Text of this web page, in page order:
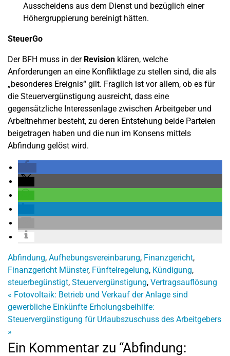
Ausscheidens aus dem Dienst und bezüglich einer
Höhergruppierung bereinigt hätten.
SteuerGo
Der BFH muss in der Revision klären, welche
Anforderungen an eine Konfliktlage zu stellen sind, die als
„besonderes Ereignis“ gilt. Fraglich ist vor allem, ob es für
die Steuervergünstigung ausreicht, dass eine
gegensätzliche Interessenlage zwischen Arbeitgeber und
Arbeitnehmer besteht, zu deren Entstehung beide Parteien
beigetragen haben und die nun im Konsens mittels
Abfindung gelöst wird.
Abfindung, Aufhebungsvereinbarung, Finanzgericht,
Finanzgericht Münster, Fünftelregelung, Kündigung,
steuerbegünstigt, Steuervergünstigung, Vertragsauflösung
« Fotovoltaik: Betrieb und Verkauf der Anlage sind
gewerbliche Einkünfte Erholungsbeihilfe:
Steuervergünstigung für Urlaubszuschuss des Arbeitgebers
»
Ein Kommentar zu “Abfindung: